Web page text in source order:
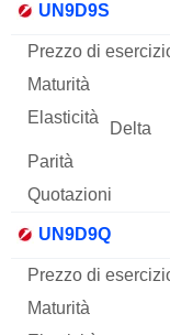
UN9D9S
UN9D9Q